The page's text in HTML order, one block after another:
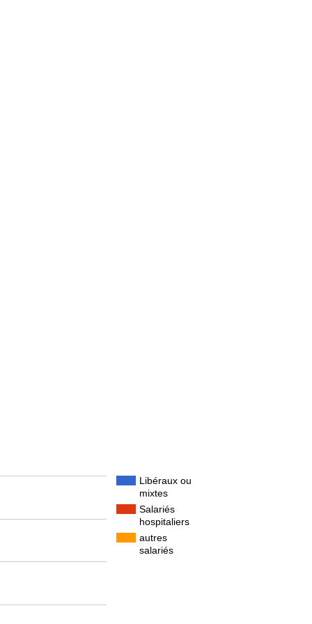
Libéraux ou
mixtes
Salariés
hospitaliers
autres
salariés